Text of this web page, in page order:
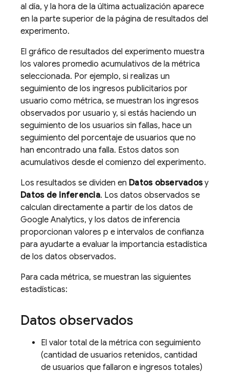
al día, y la hora de la última actualización aparece
en la parte superior de la página de resultados del
experimento.
El gráfico de resultados del experimento muestra
los valores promedio acumulativos de la métrica
seleccionada. Por ejemplo, si realizas un
seguimiento de los ingresos publicitarios por
usuario como métrica, se muestran los ingresos
observados por usuario y, si estás haciendo un
seguimiento de los usuarios sin fallas, hace un
seguimiento del porcentaje de usuarios que no
han encontrado una falla. Estos datos son
acumulativos desde el comienzo del experimento.
Los resultados se dividen en Datos observadosy
Datos de inferencia. Los datos observados se
calculan directamente a partir de los datos de
Google Analytics, y los datos de inferencia
proporcionan valores p e intervalos de confianza
para ayudarte a evaluar la importancia estadística
de los datos observados.
Para cada métrica, se muestran las siguientes
estadísticas:
Datos observados
El valor total de la métrica con seguimiento
(cantidad de usuarios retenidos, cantidad
de usuarios que fallaron e ingresos totales)